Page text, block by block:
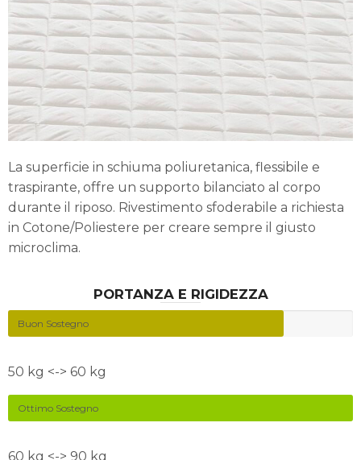
La superficie in schiuma poliuretanica, flessibile e
traspirante, offre un supporto bilanciato al corpo
durante il riposo. Rivestimento sfoderabile a richiesta
in Cotone/Poliestere per creare sempre il giusto
microclima.
PORTANZA E RIGIDEZZA
Buon Sostegno
50 kg <-> 60 kg
Ottimo Sostegno
60 kg <-> 90 kg